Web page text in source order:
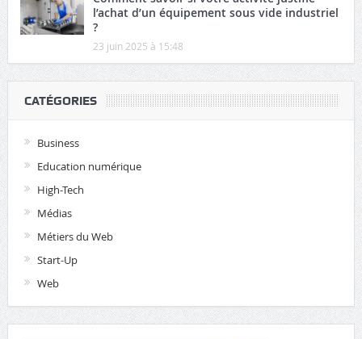
l’achat d’un équipement sous vide industriel
?
23 juin 2025 à 15:48
CATÉGORIES
Business
Education numérique
High-Tech
Médias
Métiers du Web
Start-Up
Web